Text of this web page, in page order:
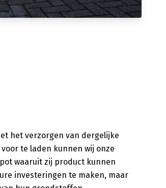
het verzorgen van dergelijke
te laden kunnen wij onze
waaruit zij product kunnen
investeringen te maken, maar